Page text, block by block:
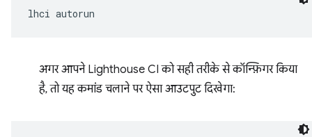
lhci
अगर आपने Lighthouse CI को सही तरीके से कॉन्फ़िगर किया
है, तो यह कमांड चलाने पर ऐसा आउटपुट दिखेगा: